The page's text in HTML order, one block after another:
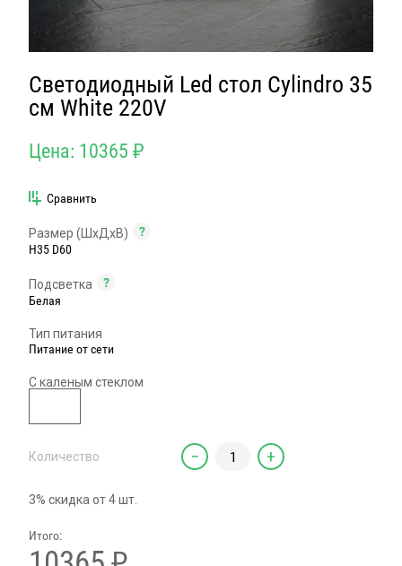
Светодиодный Led стол Cylindro 35
см White 220V
Цена: 10365 ₽
Сравнить
Размер (ШxДxВ)
H35 D60
Подсветка
Белая
Тип питания
Питание от сети
С каленым стеклом
Количество − +
3% скидка от 4 шт.
Итого: